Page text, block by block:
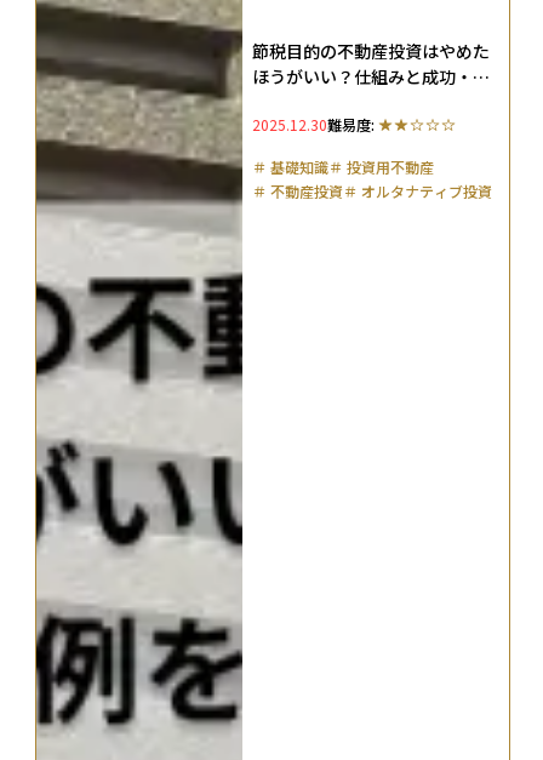
節税目的の不動産投資はやめた
ほうがいい？仕組みと成功・失
2025.12.30難易度:
＃ 基礎知識＃ 投資用不動産
＃ 不動産投資＃ オルタナティブ投資